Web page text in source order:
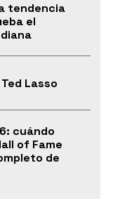
tendencia
el
Lasso
cuándo
of Fame
de